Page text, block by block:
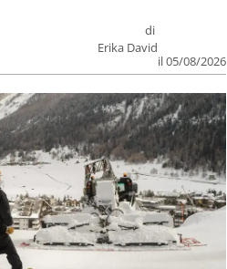
di
Erika David
il 05/08/2026